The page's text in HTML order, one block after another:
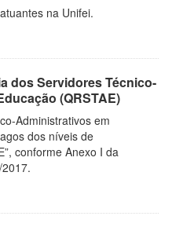
na Unifei.
dos Servidores Técnico-
(QRSTAE)
Administrativos em
dos níveis de
conforme Anexo I da